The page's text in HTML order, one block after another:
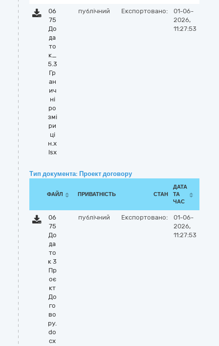
06
75
До
да
то
к_
5.3
Гр
ан
ич
ні
ро
змі
ри
ці
н.x
lsx
публічний Експортовано:
01-06-
2026,
11:27:53
Тип документа: Проект договору
ФАЙЛ ПРИВАТНІСТЬ СТАН
ДАТА
ТА
ЧАС
06
75
До
да
то
к 3
Пр
оє
кт
До
го
во
ру.
do
cx
публічний Експортовано:
01-06-
2026,
11:27:53